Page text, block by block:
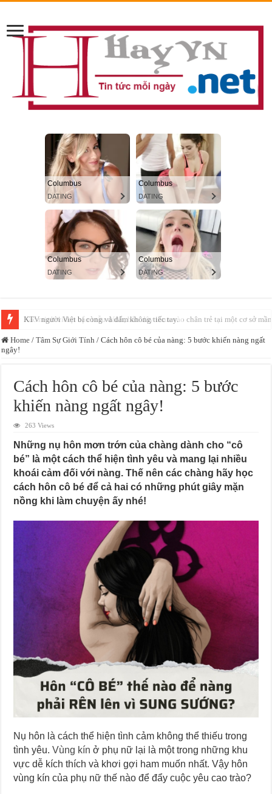
Xác minh video bảo mẫu đánh, bắn dây thun vào chân trẻ tại một cơ sở
Home / Tâm Sự Giới Tính / Cách hôn cô bé của nàng: 5 bước khiến nàng ngất
ngây!
Cách hôn cô bé của nàng: 5 bước
khiến nàng ngất ngây!
263 Views
Những nụ hôn mơn trớn của chàng dành cho “cô
bé” là một cách thể hiện tình yêu và mang lại nhiều
khoái cảm đối với nàng. Thế nên các chàng hãy học
cách hôn cô bé để cả hai có những phút giây mặn
nồng khi làm chuyện ấy nhé!
Nụ hôn là cách thể hiện tình cảm không thể thiếu trong
tình yêu.Vùng kín ở phụ nữ lại là một trong những khu
vực dễ kích thích và khơi gợi ham muốn nhất. Vậy hôn
vùng kín của phụ nữ thế nào để đẩy cuộc yêu cao trào?